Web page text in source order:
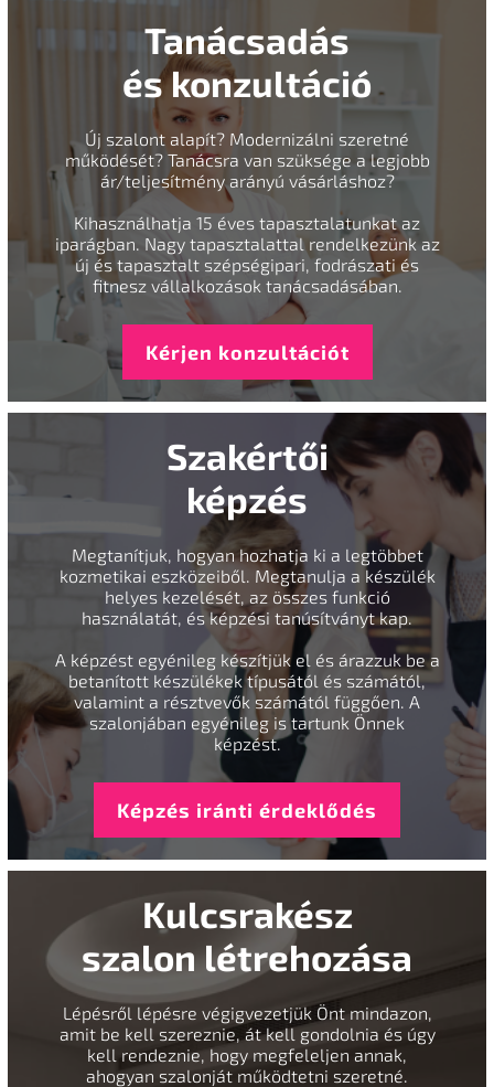
Tanácsadás
és konzultáció
Új szalont alapít? Modernizálni szeretné
működését? Tanácsra van szüksége a legjobb
ár/teljesítmény arányú vásárláshoz?
Kihasználhatja 15 éves tapasztalatunkat az
iparágban. Nagy tapasztalattal rendelkezünk az
új és tapasztalt szépségipari, fodrászati és
fitnesz vállalkozások tanácsadásában.
Kérjen konzultációt
Szakértői
képzés
Megtanítjuk, hogyan hozhatja ki a legtöbbet
kozmetikai eszközeiből. Megtanulja a készülék
helyes kezelését, az összes funkció
használatát, és képzési tanúsítványt kap.
A képzést egyénileg készítjük el és árazzuk be a
betanított készülékek típusától és számától,
valamint a résztvevők számától függően. A
szalonjában egyénileg is tartunk Önnek
képzést.
Képzés iránti érdeklődés
Kulcsrakész
szalon létrehozása
Lépésről lépésre végigvezetjük Önt mindazon,
amit be kell szereznie, át kell gondolnia és úgy
kell rendeznie, hogy megfeleljen annak,
ahogyan szalonját működtetni szeretné.